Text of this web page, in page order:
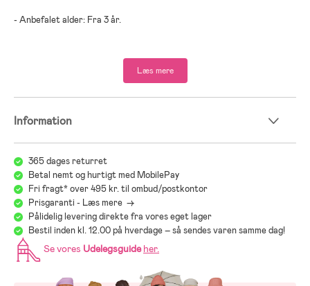
- Anbefalet alder: Fra 3 år.
Læs mere
Information
365 dages returret
Betal nemt og hurtigt med MobilePay
Fri fragt* over 495 kr. til ombud/postkontor
Prisgaranti - Læs mere ->
Pålidelig levering direkte fra vores eget lager
Bestil inden kl. 12.00 på hverdage – så sendes varen samme dag!
Se vores Udelegsguide her.